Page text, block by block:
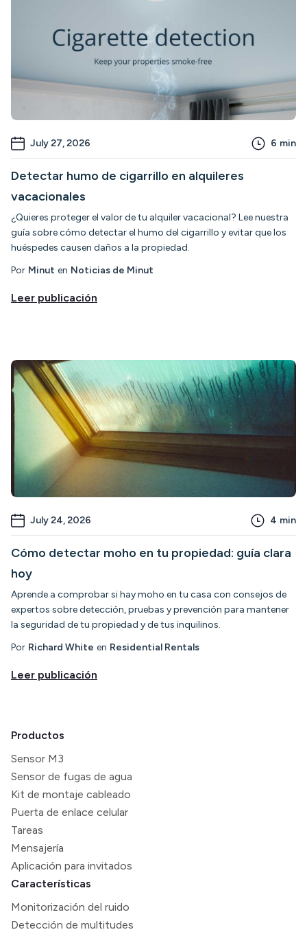
July 27, 2026 6 min
Detectar humo de cigarrillo en alquileres
vacacionales
¿Quieres proteger el valor de tu alquiler vacacional? Lee nuestra
guía sobre cómo detectar el humo del cigarrillo y evitar que los
huéspedes causen daños a la propiedad.
Por Minut en Noticias de Minut
Leer publicación
July 24, 2026 4 min
Cómo detectar moho en tu propiedad: guía clara
hoy
Aprende a comprobar si hay moho en tu casa con consejos de
expertos sobre detección, pruebas y prevención para mantener
la seguridad de tu propiedad y de tus inquilinos.
Por Richard White en Residential Rentals
Leer publicación
Productos
Sensor M3
Sensor de fugas de agua
Kit de montaje cableado
Puerta de enlace celular
Tareas
Mensajería
Aplicación para invitados
Características
Monitorización del ruido
Detección de multitudes